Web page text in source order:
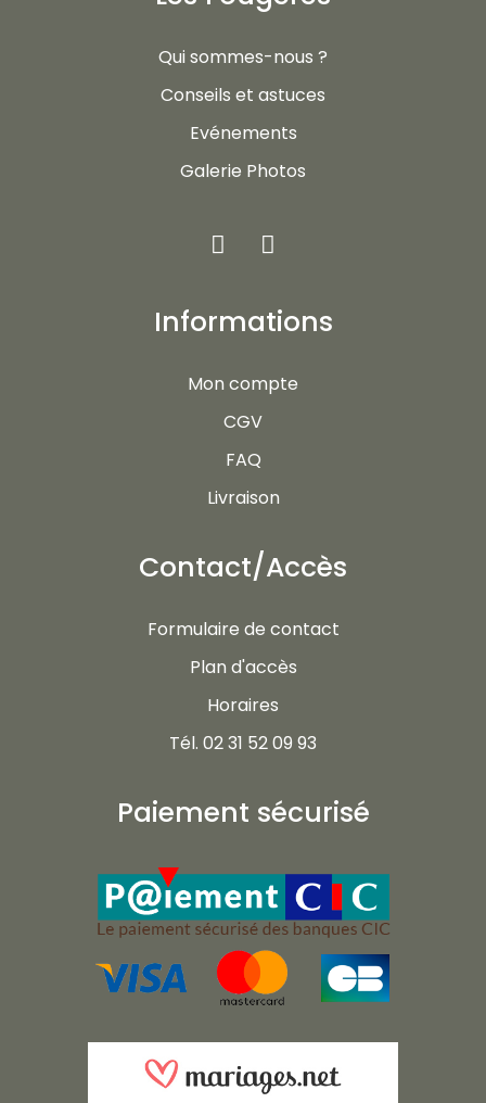
Qui sommes-nous ?
Conseils et astuces
Evénements
Galerie Photos
Informations
Mon compte
CGV
FAQ
Livraison
Contact/Accès
Formulaire de contact
Plan d'accès
Horaires
Tél. 02 31 52 09 93
Paiement sécurisé